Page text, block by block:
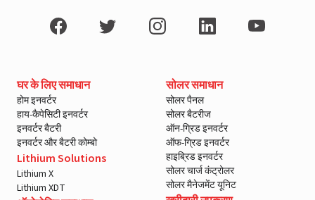
घर के लिए समाधान
होम इनवर्टर
हाय-कैपेसिटी इनवर्टर
इनवर्टर बैटरी
इनवर्टर और बैटरी कोम्बो
Lithium Solutions
Lithium X
Lithium XDT
सोलर समाधान
सोलर पैनल
सोलर बैटरीज
ऑन-ग्रिड इनवर्टर
ऑफ-ग्रिड इनवर्टर
हाइब्रिड इनवर्टर
सोलर चार्ज कंट्रोलर
सोलर मैनेजमेंट यूनिट